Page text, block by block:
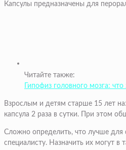
Капсулы предназначены для
Читайте также:
Гипофиз головного мозга:
Взрослым и детям старше 15 лет
капсула 2 раза в сутки. При этом
Сложно определить, что лучше для
специалисту. Назначить их могут в